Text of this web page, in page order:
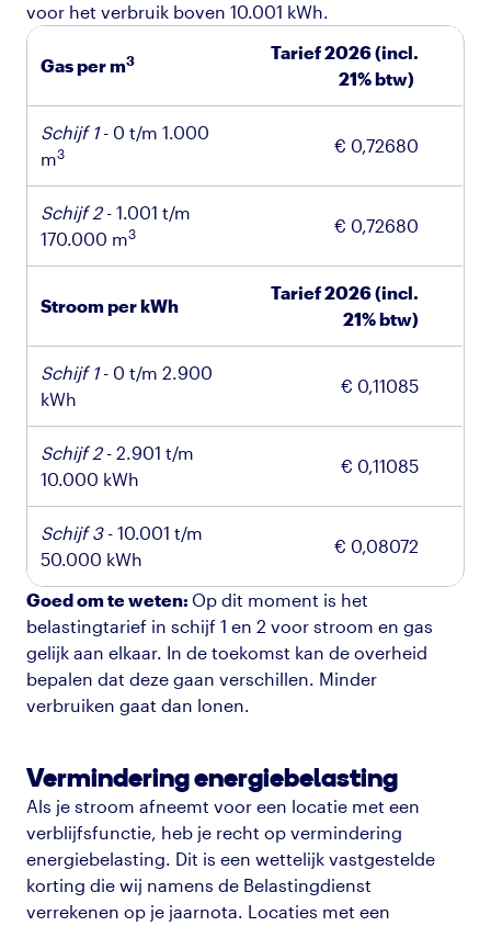
voor het verbruik boven 10.001 kWh.
Gas per m3 Tarief 2026(incl.
21% btw)
Schijf 1- 0 t/m 1.000
m3 € 0,72680
Schijf 2- 1.001 t/m
170.000 m3 € 0,72680
Stroom per kWh
Tarief 2026 (incl.
21% btw)
Schijf 1- 0 t/m 2.900
kWh
€ 0,11085
Schijf 2- 2.901 t/m
10.000 kWh
€ 0,11085
Schijf 3 - 10.001 t/m
50.000 kWh
€ 0,08072
Goed om te weten: Op dit moment is het
belastingtarief in schijf 1 en 2 voor stroom en gas
gelijk aan elkaar. In de toekomst kan de overheid
bepalen dat deze gaan verschillen. Minder
verbruiken gaat dan lonen.
Vermindering energiebelasting
Als je stroom afneemt voor een locatie met een
verblijfsfunctie, heb je recht op vermindering
energiebelasting. Dit is een wettelijk vastgestelde
korting die wij namens de Belastingdienst
verrekenen op je jaarnota. Locaties met een